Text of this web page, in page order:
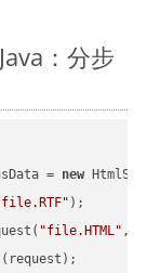
：分步
= new
);
"file.HTML"